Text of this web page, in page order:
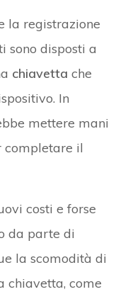
la registrazione
sono disposti a
chiavetta che
In
mettere mani
completare il
costi e forse
da parte di
la scomodità di
chiavetta, come